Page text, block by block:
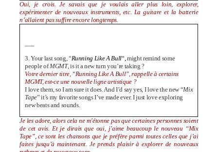
Oui, je crois. Je savais que je voulais aller plus loin, explorer,
expérimenter de nouveaux instruments, etc. La guitare et la batterie
n’allaient pas suffire encore longtemps.
—–
3. Your last song, “Running Like A Bull“,might remind some
people ofMGMT, is it a new turn you’re taking ?
Votre dernier titre, “Running Like A Bull”, rappelle à certains
MGMT, est-ce une nouvelle ligne artistique ?
I love them, so I am sure it does. And I’d say yes, I love the new “Mix
Tape” it’s my favorite songs I’ve made ever. I just love exploring
new beats and sounds.
Je les adore, alors cela ne m’étonne pas que certaines personnes soient
de cet avis. Et je dirais que oui, j’aime beaucoup le nouveau “Mix
Tape”, ce sont les chansons que je préfère parmi toutes celles que j’ai
faites jusqu’à maintenant. Je prends plaisir à explorer de nouveaux